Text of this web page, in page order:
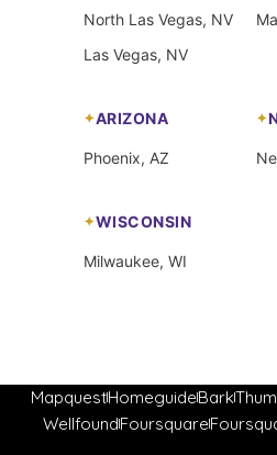
North Las Vegas, NV
Las Vegas, NV
ARIZONA
Phoenix, AZ
WISCONSIN
Milwaukee, WI
MapquestHomeguideBark
WellfoundFoursquare